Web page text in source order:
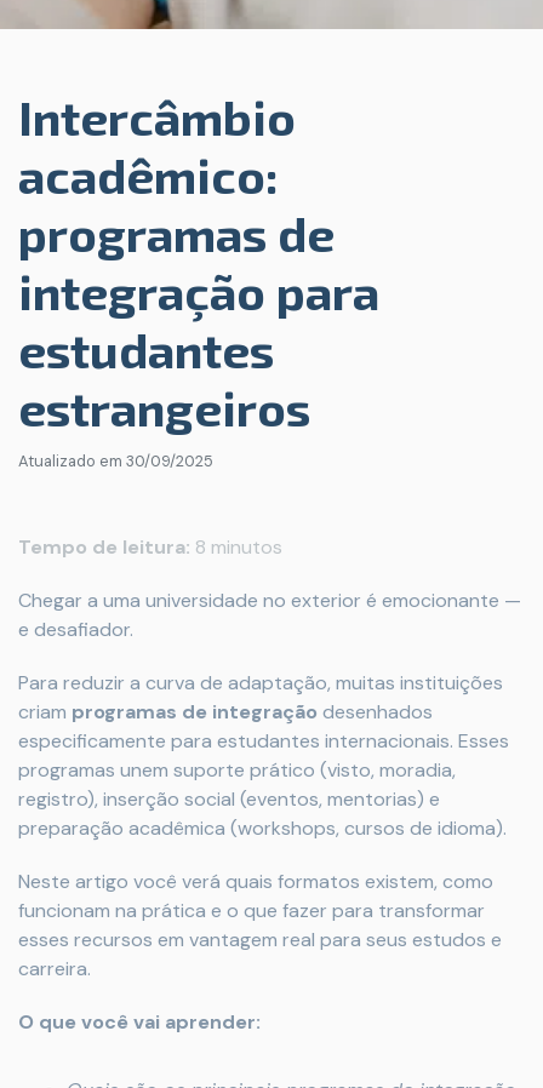
Intercâmbio
acadêmico:
programas de
integração para
estudantes
estrangeiros
Atualizado em 30/09/2025
Tempo de leitura: 8 minutos
Chegar a uma universidade no exterior é emocionante —
e desafiador.
Para reduzir a curva de adaptação, muitas instituições
criam programas de integração desenhados
especificamente para estudantes internacionais. Esses
programas unem suporte prático (visto, moradia,
registro), inserção social (eventos, mentorias) e
preparação acadêmica (workshops, cursos de idioma).
Neste artigo você verá quais formatos existem, como
funcionam na prática e o que fazer para transformar
esses recursos em vantagem real para seus estudos e
carreira.
O que você vai aprender: